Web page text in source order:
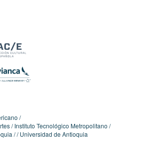
Instituto Tecnológico Metropolitano
Universidad de Antioquia